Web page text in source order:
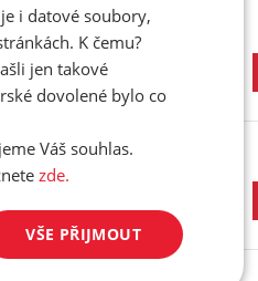
29 500 Kč
za osobu od:
26 990
za osobu od:32 790Kč
i datové soubory,
K čemu?
jen takové
dovolené bylo co
Váš souhlas.
zde.
VŠE PŘIJMOUT